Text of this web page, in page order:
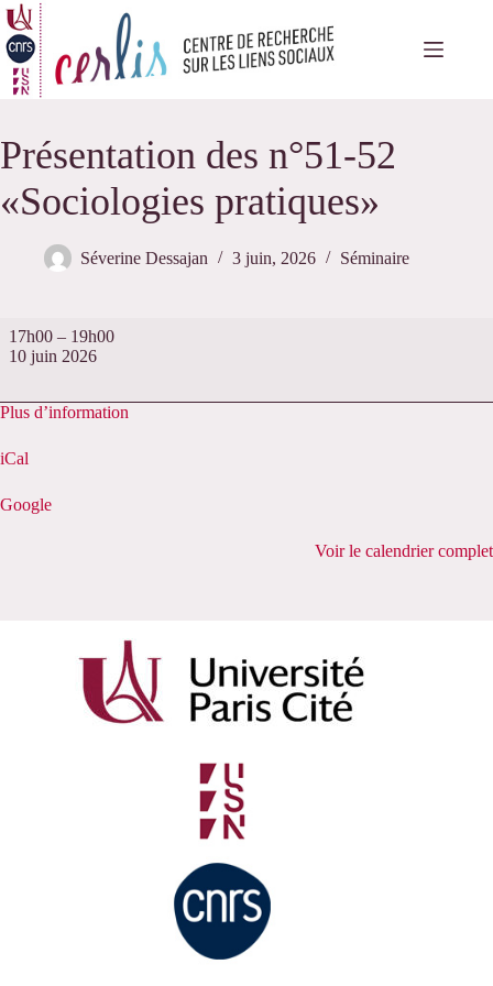
Passer
au
contenu
Présentation des n°51-52
«Sociologies pratiques»
Séverine Dessajan 3 juin, 2026 Séminaire
Présentation
des
n°51-
«Sociologies
17h00 – 19h00
10 juin 2026
Plus d’information
iCal
Google
Voir le calendrier complet